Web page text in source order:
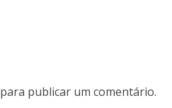
para publicar um comentário.